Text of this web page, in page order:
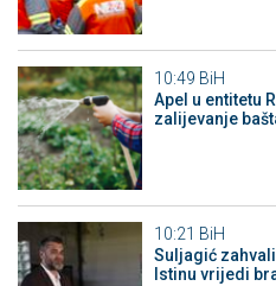
10:49 BiH
Apel u entitetu
zalijevanje
10:21 BiH
Suljagić
Istinu vrijedi